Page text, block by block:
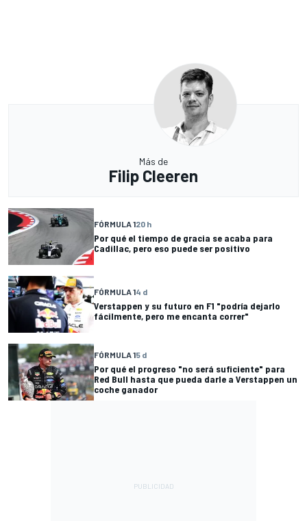
Más de
Filip Cleeren
FÓRMULA 120 h
Por qué el tiempo de gracia se acaba para
Cadillac, pero eso puede ser positivo
FÓRMULA 14 d
Verstappen y su futuro en F1 "podría dejarlo
fácilmente, pero me encanta correr"
FÓRMULA 15 d
Por qué el progreso "no será suficiente" para
Red Bull hasta que pueda darle a Verstappen un
coche ganador